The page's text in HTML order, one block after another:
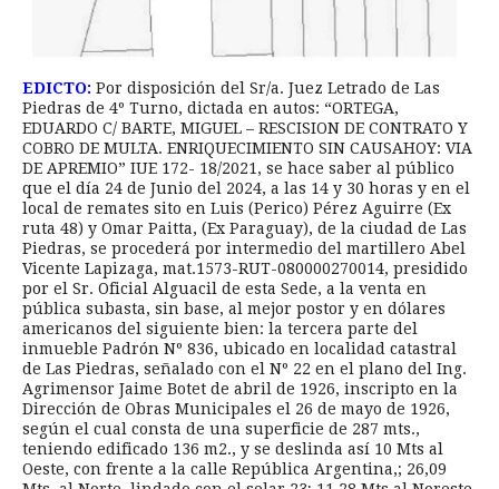
EDICTO: Por disposición del Sr/a. Juez Letrado de Las
Piedras de 4º Turno, dictada en autos: “ORTEGA,
EDUARDO C/ BARTE, MIGUEL – RESCISION DE CONTRATO Y
COBRO DE MULTA. ENRIQUECIMIENTO SIN CAUSAHOY: VIA
DE APREMIO” IUE 172- 18/2021, se hace saber al público
que el día 24 de Junio del 2024, a las 14 y 30 horas y en el
local de remates sito en Luis (Perico) Pérez Aguirre (Ex
ruta 48) y Omar Paitta, (Ex Paraguay), de la ciudad de Las
Piedras, se procederá por intermedio del martillero Abel
Vicente Lapizaga, mat.1573-RUT-080000270014, presidido
por el Sr. Oficial Alguacil de esta Sede, a la venta en
pública subasta, sin base, al mejor postor y en dólares
americanos del siguiente bien: la tercera parte del
inmueble Padrón Nº 836, ubicado en localidad catastral
de Las Piedras, señalado con el Nº 22 en el plano del Ing.
Agrimensor Jaime Botet de abril de 1926, inscripto en la
Dirección de Obras Municipales el 26 de mayo de 1926,
según el cual consta de una superficie de 287 mts.,
teniendo edificado 136 m2., y se deslinda así 10 Mts al
Oeste, con frente a la calle República Argentina,; 26,09